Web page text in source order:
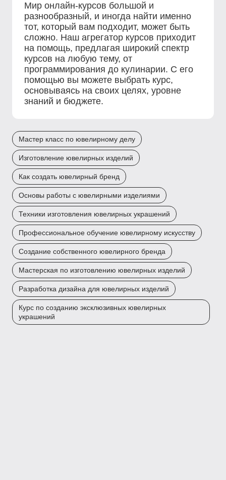
Мир онлайн-курсов большой и
разнообразный, и иногда найти именно
тот, который вам подходит, может быть
сложно. Наш агрегатор курсов приходит
на помощь, предлагая широкий спектр
курсов на любую тему, от
программирования до кулинарии. С его
помощью вы можете выбрать курс,
основываясь на своих целях, уровне
знаний и бюджете.
Мастер класс по ювелирному делу
Изготовление ювелирных изделий
Как создать ювелирный бренд
Основы работы с ювелирными изделиями
Техники изготовления ювелирных украшений
Профессиональное обучение ювелирному искусству
Создание собственного ювелирного бренда
Мастерская по изготовлению ювелирных изделий
Разработка дизайна для ювелирных изделий
Курс по созданию эксклюзивных ювелирных
украшений